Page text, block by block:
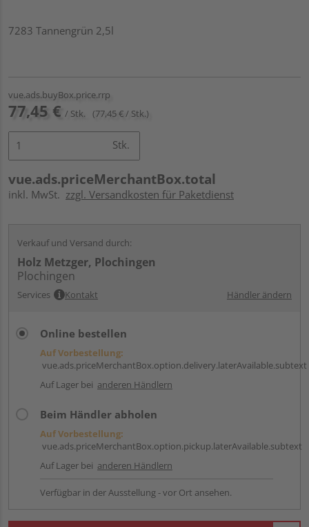
7283 Tannengrün 2,5l
vue.ads.buyBox.price.rrp
77,45 € / Stk. (77,45 € / Stk.)
Stk.
vue.ads.priceMerchantBox.total
inkl. MwSt. zzgl. Versandkosten für Paketdienst
Verkauf und Versand durch:
Holz Metzger, Plochingen
Plochingen
Services Kontakt Händler ändern
Online bestellen
Auf Vorbestellung:
vue.ads.priceMerchantBox.option.delivery.laterAvailable.subtext
Auf Lager bei anderen Händlern
Beim Händler abholen
Auf Vorbestellung:
vue.ads.priceMerchantBox.option.pickup.laterAvailable.subtext
Auf Lager bei anderen Händlern
Verfügbar in der Ausstellung - vor Ort ansehen.